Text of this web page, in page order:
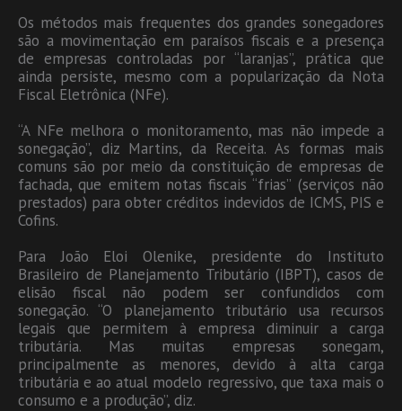
Os métodos mais frequentes dos grandes sonegadores
são a movimentação em paraísos fiscais e a presença
de empresas controladas por “laranjas”, prática que
ainda persiste, mesmo com a popularização da Nota
Fiscal Eletrônica (NFe).
“A NFe melhora o monitoramento, mas não impede a
sonegação”, diz Martins, da Receita. As formas mais
comuns são por meio da constituição de empresas de
fachada, que emitem notas fiscais “frias” (serviços não
prestados) para obter créditos indevidos de ICMS, PIS e
Cofins.
Para João Eloi Olenike, presidente do Instituto
Brasileiro de Planejamento Tributário (IBPT), casos de
elisão fiscal não podem ser confundidos com
sonegação. “O planejamento tributário usa recursos
legais que permitem à empresa diminuir a carga
tributária. Mas muitas empresas sonegam,
principalmente as menores, devido à alta carga
tributária e ao atual modelo regressivo, que taxa mais o
consumo e a produção”, diz.